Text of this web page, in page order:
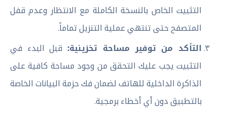
التثبيت الخاص بالنسخة الكاملة مع الانتظار وعدم قفل
المتصفح حتى تنتهي عملية التنزيل تماماً.
التأكد من توفير مساحة تخزينية:قبل البدء في
التثبيت يجب عليك التحقق من وجود مساحة كافية على
الذاكرة الداخلية للهاتف لضمان فك حزمة البيانات الخاصة
بالتطبيق دون أي أخطاء برمجية.